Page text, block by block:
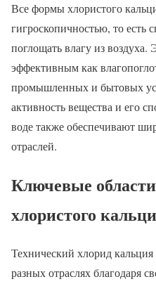
Все формы хлористого
гигроскопичностью, то есть
поглощать влагу из воздуха.
эффективным как
промышленных и бытовых
активность вещества и его
воде также обеспечивают
отраслей.
Ключевые
хлористого
Технический хлорид
разных отраслях благодаря